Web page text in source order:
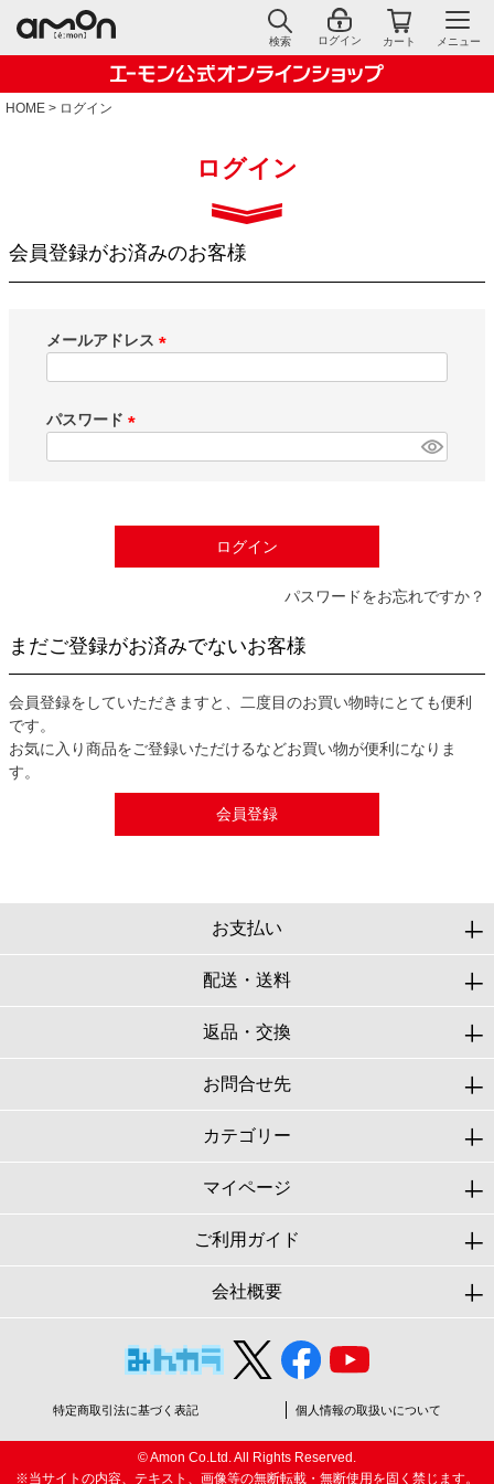
検索 ログイン カート メニュー
HOME ログイン
ログイン
会員登録がお済みのお客様
メールアドレス
)
パスワード
ログイン
パスワードをお忘れですか？
まだご登録がお済みでないお客様
会員登録をしていただきますと、二度目のお買い物時にとても便利
です。
お気に入り商品をご登録いただけるなどお買い物が便利になりま
す。
会員登録
お支払い
配送・送料
返品・交換
お問合せ先
カテゴリー
マイページ
ご利用ガイド
会社概要
特定商取引法に基づく表記 個人情報の取扱いについて
© Amon Co.Ltd. All Rights Reserved.
※当サイトの内容、テキスト、画像等の無断転載・無断使用を固く禁じます。